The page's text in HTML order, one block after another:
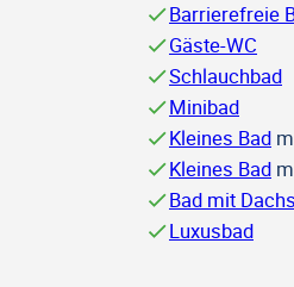
Barrierefreie
Gäste-WC
Schlauchbad
Minibad
Kleines Bad
Kleines Bad
Bad mit
Luxusbad